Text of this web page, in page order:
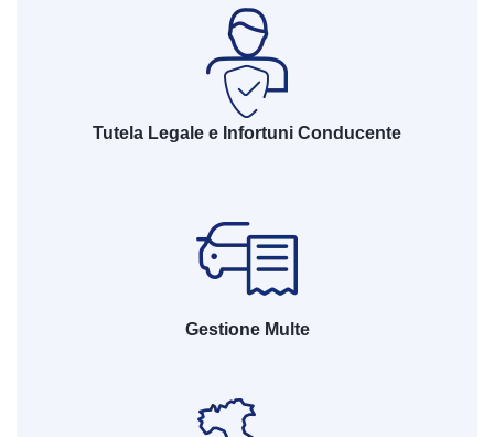
Tutela Legale e Infortuni Conducente
Gestione Multe